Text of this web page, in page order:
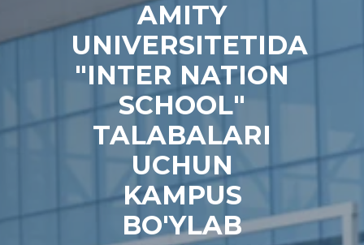
AMITY
UNIVERSITETIDA
"INTER NATION
SCHOOL"
TALABALARI
UCHUN
KAMPUS
BO'YLAB